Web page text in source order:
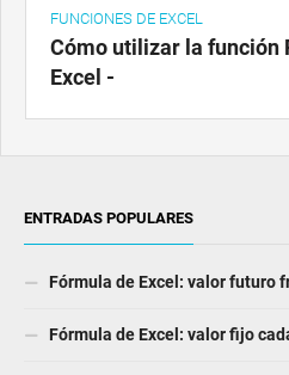
FUNCIONES DE EXCEL
Cómo utilizar la función
Excel -
ENTRADAS POPULARES
Fórmula de Excel: valor futuro
Fórmula de Excel: valor fijo